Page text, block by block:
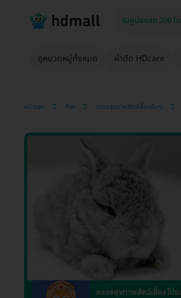
ดูหมวดหมู่ทั้งหมด ผ่าตัด HDcare
หน้าแรก Pet ตรวจสุขภาพสัตว์เลี้ยงอื่นๆ